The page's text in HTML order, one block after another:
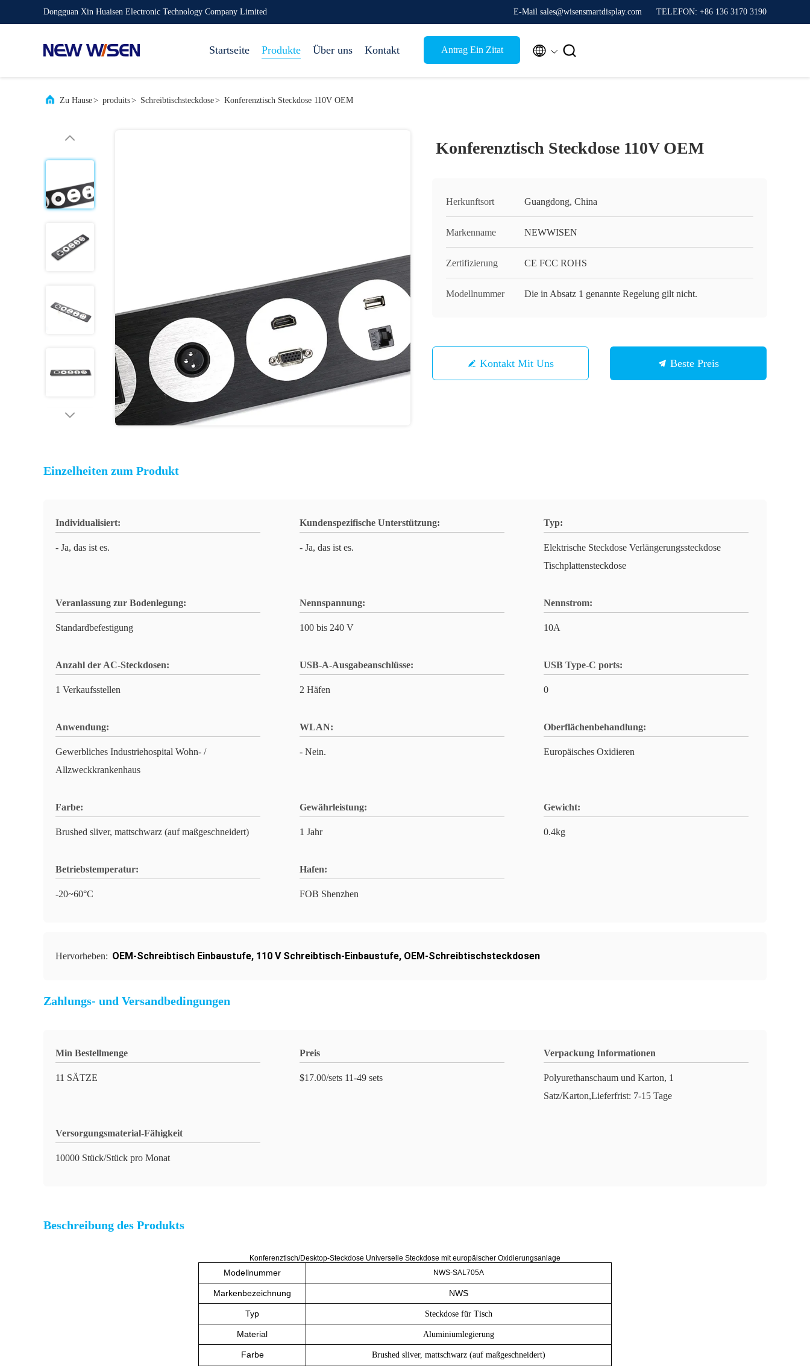
Dongguan Xin Huaisen Electronic Technology Company Limited E-Mail sales@wisensmartdisplay.com TELEFON: +86 136 3170 3190
Startseite Produkte Über uns Kontakt Antrag Ein Zitat  
Zu Hause> produits> Schreibtischsteckdose> Konferenztisch Steckdose 110V OEM
Konferenztisch Steckdose 110V OEM
Herkunftsort Guangdong, China
Markenname NEWWISEN
Zertifizierung CE FCC ROHS
Modellnummer Die in Absatz 1 genannte Regelung gilt nicht.
Kontakt Mit Uns Beste Preis
Einzelheiten zum Produkt
Individualisiert:
- Ja, das ist es.
Kundenspezifische Unterstützung:
- Ja, das ist es.
Typ:
Elektrische Steckdose Verlängerungssteckdose
Tischplattensteckdose
Veranlassung zur Bodenlegung:
Standardbefestigung
Nennspannung:
100 bis 240 V
Nennstrom:
10A
Anzahl der AC-Steckdosen:
1 Verkaufsstellen
USB-A-Ausgabeanschlüsse:
2 Häfen
USB Type-C ports:
0
Anwendung:
Gewerbliches Industriehospital Wohn- /
Allzweckkrankenhaus
WLAN:
- Nein.
Oberflächenbehandlung:
Europäisches Oxidieren
Farbe:
Brushed sliver, mattschwarz (auf maßgeschneidert)
Gewährleistung:
1 Jahr
Gewicht:
0.4kg
Betriebstemperatur:
-20~60°C
Hafen:
FOB Shenzhen
Hervorheben: OEM-Schreibtisch Einbaustufe, 110 V Schreibtisch-Einbaustufe, OEM-Schreibtischsteckdosen
Zahlungs- und Versandbedingungen
Min Bestellmenge
11 SÄTZE
Preis
$17.00/sets 11-49 sets
Verpackung Informationen
Polyurethanschaum und Karton, 1
Satz/Karton,Lieferfrist: 7-15 Tage
Versorgungsmaterial-Fähigkeit
10000 Stück/Stück pro Monat
Beschreibung des Produkts
Konferenztisch/Desktop-Steckdose Universelle Steckdose mit europäischer Oxidierungsanlage
Modellnummer NWS-SAL705A
Markenbezeichnung NWS
Typ Steckdose für Tisch
Material Aluminiumlegierung
Farbe Brushed sliver, mattschwarz (auf maßgeschneidert)